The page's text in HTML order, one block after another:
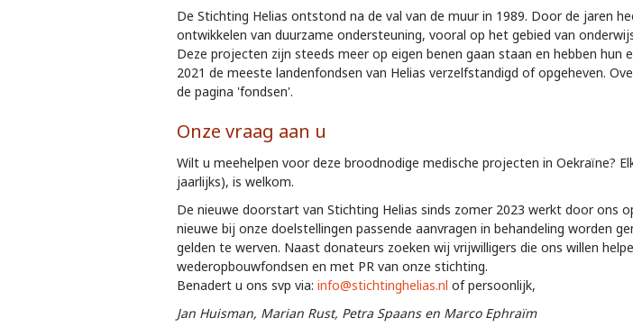
De Stichting Helias ontstond na de val van de muur in 1989. Door de jaren
ontwikkelen van duurzame ondersteuning, vooral op het gebied van
Deze projecten zijn steeds meer op eigen benen gaan staan ​​en hebben
2021 de meeste landenfondsen van Helias verzelfstandigd of opgeheven.
de pagina 'fondsen'.
Onze vraag aan u
Wilt u meehelpen voor deze broodnodige medische projecten in Oekraïne?
jaarlijks), is welkom.
De nieuwe doorstart van Stichting Helias sinds zomer 2023 werkt door ons
nieuwe bij onze doelstellingen passende aanvragen in behandeling worden
gelden te werven. Naast donateurs zoeken wij vrijwilligers die ons willen
wederopbouwfondsen en met PR van onze stichting.
Benadert u ons svp via: info@stichtinghelias.nl of persoonlijk,
Jan Huisman, Marian Rust, Petra Spaans en Marco Ephraïm